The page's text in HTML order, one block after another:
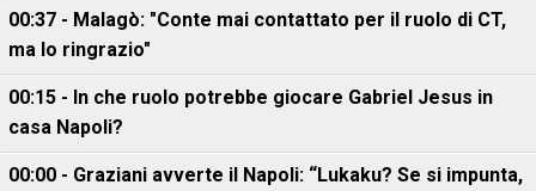
00:37 - Malagò: "Conte mai contattato per il ruolo di CT,
ma lo ringrazio"
00:15 - In che ruolo potrebbe giocare Gabriel Jesus in
casa Napoli?
00:00 - Graziani avverte il Napoli: “Lukaku? Se si impunta,